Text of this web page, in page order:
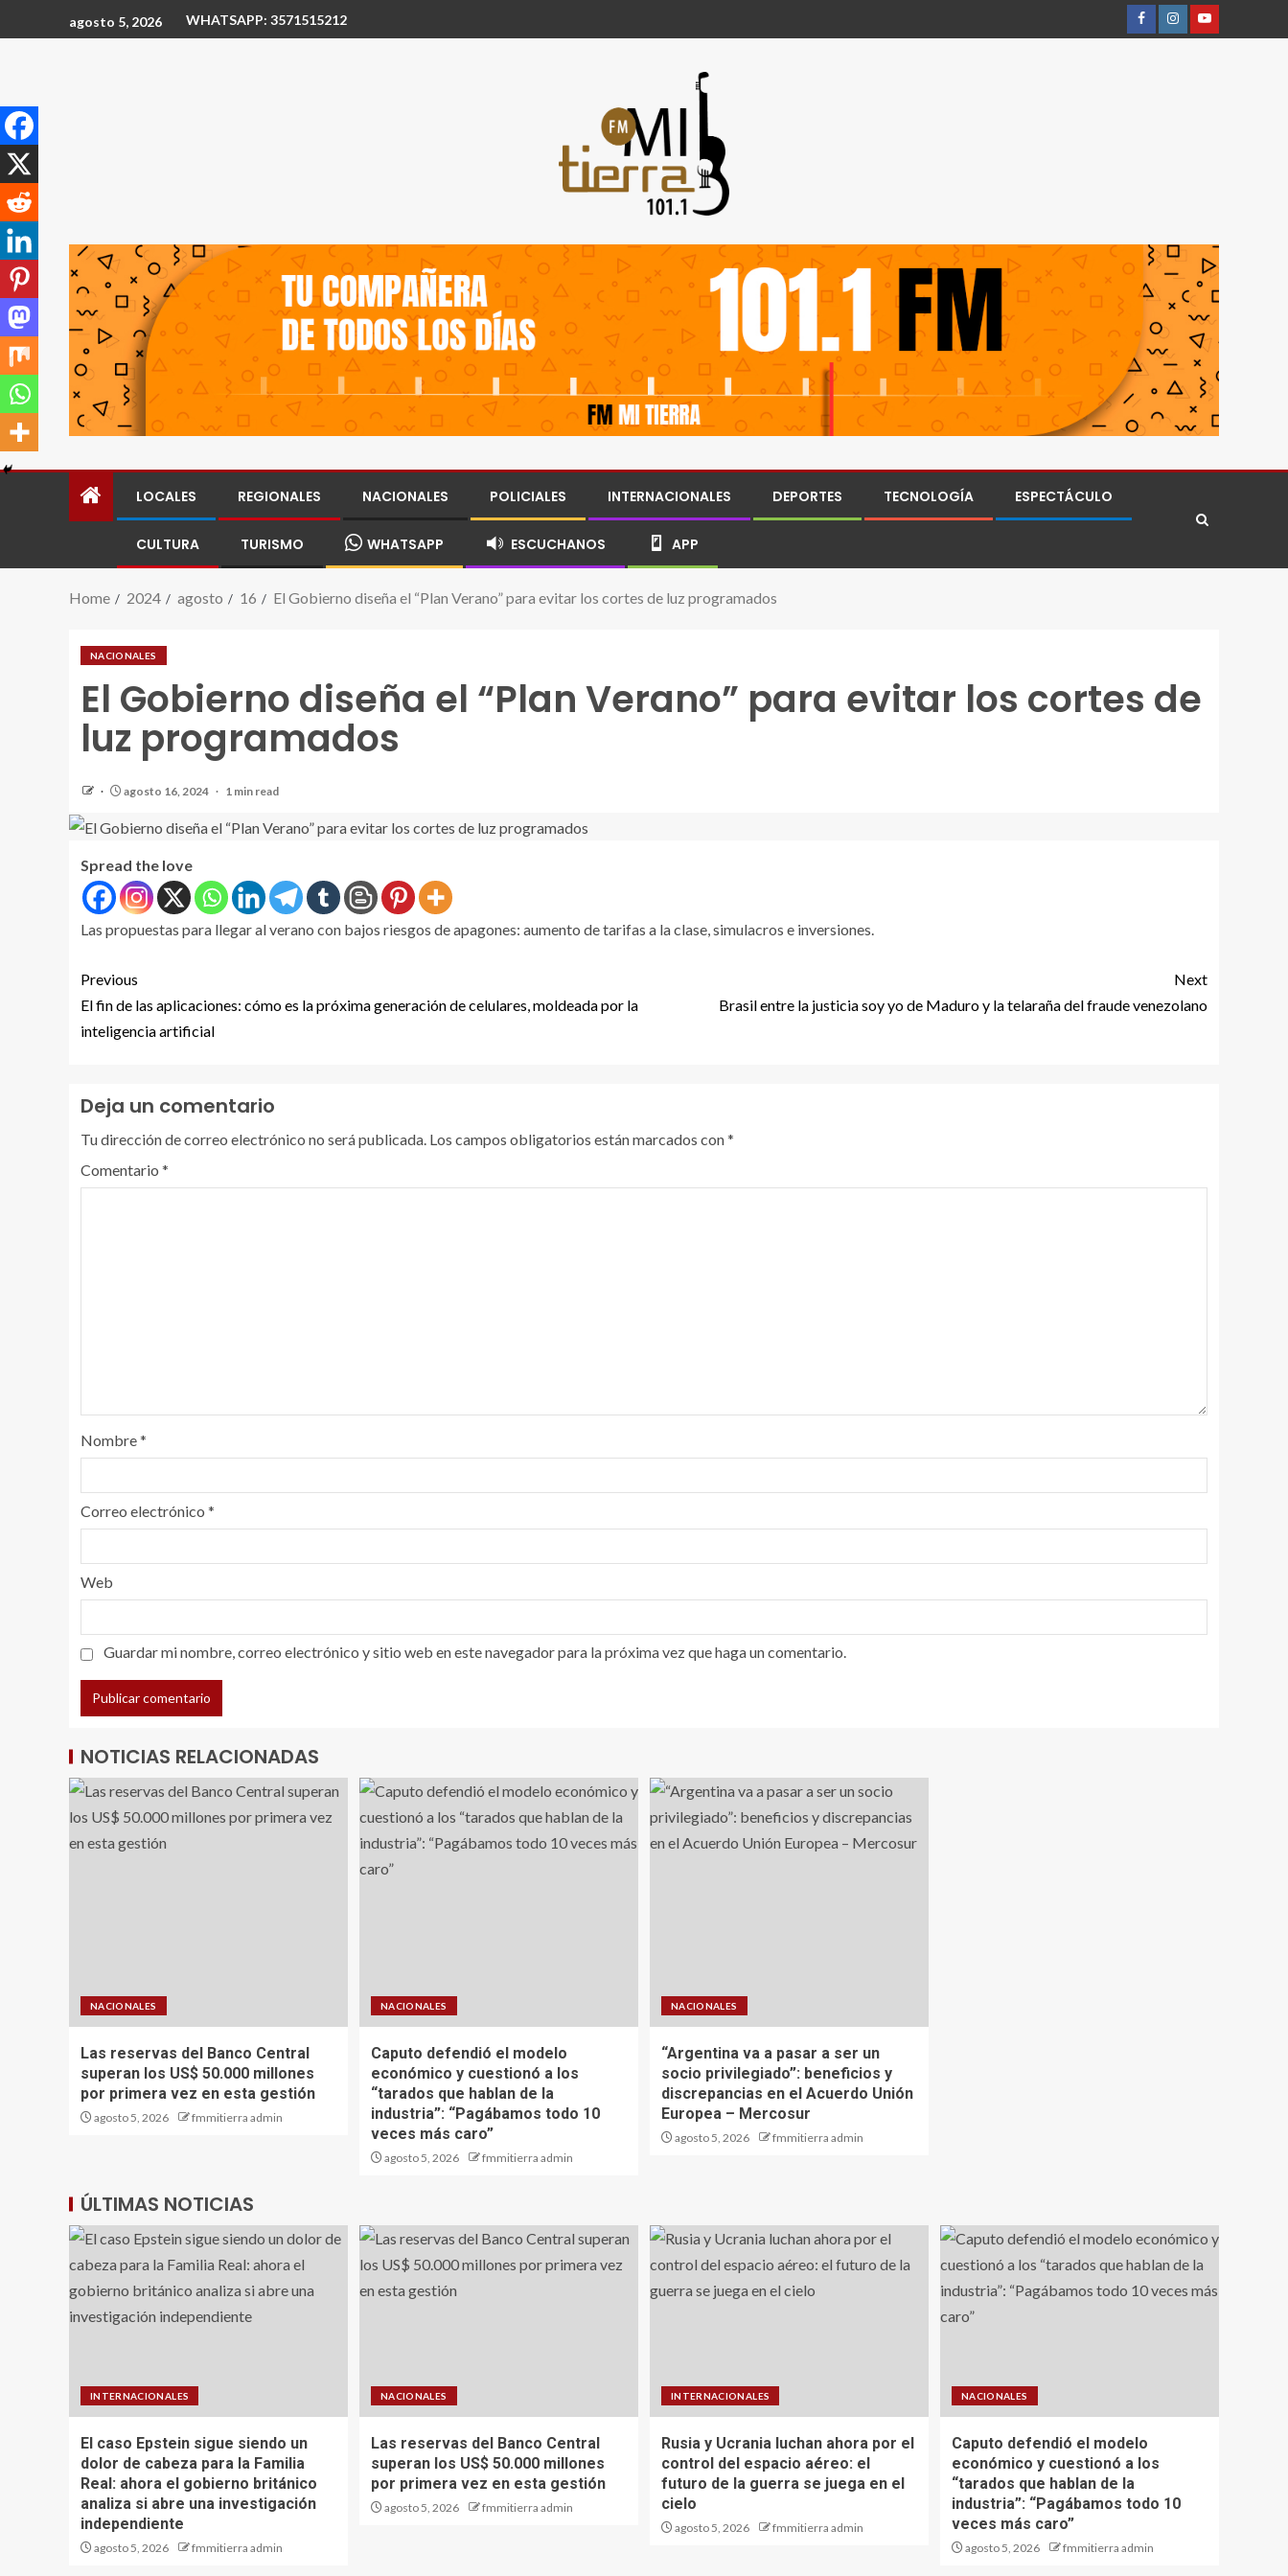
agosto 5, 2026 WHATSAPP: 3571515212
LOCALES REGIONALES NACIONALES POLICIALES INTERNACIONALES DEPORTES TECNOLOGÍA ESPECTÁCULO
CULTURA TURISMO WHATSAPP ESCUCHANOS APP
Home 2024 agosto 16 El Gobierno diseña el “Plan Verano” para evitar los cortes de luz programados
NACIONALES
El Gobierno diseña el “Plan Verano” para evitar los cortes de
luz programados
agosto 16, 2024 1 min read
Spread the love
Las propuestas para llegar al verano con bajos riesgos de apagones: aumento de tarifas a la clase, simulacros e inversiones.
Previous
El fin de las aplicaciones: cómo es la próxima generación de celulares, moldeada por la
inteligencia artificial
Next
Brasil entre la justicia soy yo de Maduro y la telaraña del fraude venezolano
Deja un comentario
Tu dirección de correo electrónico no será publicada. Los campos obligatorios están marcados con*
Comentario *
Nombre*
Correo electrónico *
Web
Guardar mi nombre, correo electrónico y sitio web en este navegador para la próxima vez que haga un comentario.
NOTICIAS RELACIONADAS
NACIONALES
Las reservas del Banco Central
superan los US$ 50.000 millones
por primera vez en esta gestión
agosto 5, 2026 fmmitierra admin
NACIONALES
Caputo defendió el modelo
económico y cuestionó a los
“tarados que hablan de la
industria”: “Pagábamos todo 10
veces más caro”
agosto 5, 2026 fmmitierra admin
NACIONALES
“Argentina va a pasar a ser un
socio privilegiado”: beneficios y
discrepancias en el Acuerdo Unión
Europea – Mercosur
agosto 5, 2026 fmmitierra admin
ÚLTIMAS NOTICIAS
INTERNACIONALES
El caso Epstein sigue siendo un
dolor de cabeza para la Familia
Real: ahora el gobierno británico
analiza si abre una investigación
independiente
agosto 5, 2026 fmmitierra admin
NACIONALES
Las reservas del Banco Central
superan los US$ 50.000 millones
por primera vez en esta gestión
agosto 5, 2026 fmmitierra admin
INTERNACIONALES
Rusia y Ucrania luchan ahora por el
control del espacio aéreo: el
futuro de la guerra se juega en el
cielo
agosto 5, 2026 fmmitierra admin
NACIONALES
Caputo defendió el modelo
económico y cuestionó a los
“tarados que hablan de la
industria”: “Pagábamos todo 10
veces más caro”
agosto 5, 2026 fmmitierra admin